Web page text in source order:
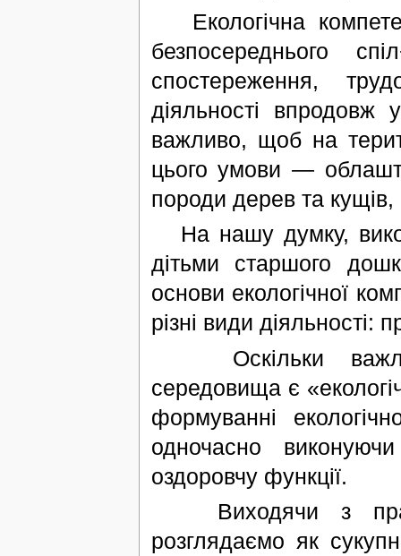
Екологічна
безпосереднього
спостереження,
діяльності впродовж
важливо, щоб на
цього умови —
породи дерев та кущів,
На нашу думку,
дітьми старшого
основи екологічної
різні види діяльності:
Оскільки
середовища є
формуванні
одночасно
оздоровчу функції.
Виходячи з
розглядаємо як